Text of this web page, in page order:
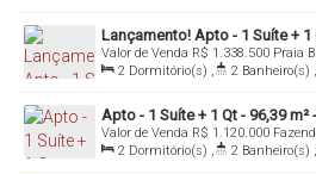
(Renda usada para
fica em um formato, solicite
seus dados)
Data de Entrega para
Sala(s) , 1 Suíte(s) , 2 Vaga(s) ,
Lançamento! Apto - 1 Suíte + 1
Itajaí/SC
R$ 1.338.500
Valor de Venda
Praia
Brasil
2 Dormitório(s) , 2 Banheiro(s) ,
Sala(s) , 1 Suíte(s) , 1 Vaga(s) ,
Apto - 1 Suíte + 1 Qt - 96,39 m²
R$ 1.120.000
Valor de Venda
2 Dormitório(s) , 2 Banheiro(s) ,
Sala(s) , 1 Suíte(s) , 2 Vaga(s) ,